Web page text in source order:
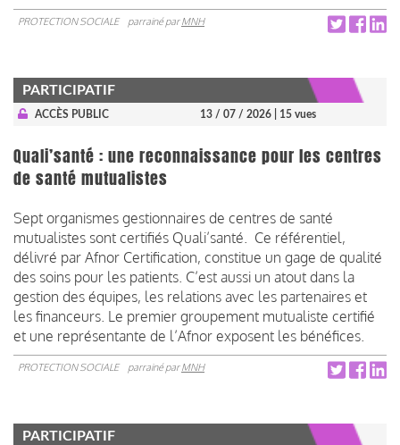
PROTECTION SOCIALE parrainé parMNH
PARTICIPATIF
ACCÈS PUBLIC 13 / 07 / 2026 | 15 vues
Quali’santé : une reconnaissance pour les centres
de santé mutualistes
Sept organismes gestionnaires de centres de santé
mutualistes sont certifiés Quali’santé. Ce référentiel,
délivré par Afnor Certification, constitue un gage de qualité
des soins pour les patients. C’est aussi un atout dans la
gestion des équipes, les relations avec les partenaires et
les financeurs. Le premier groupement mutualiste certifié
et une représentante de l’Afnor exposent les bénéfices.
PROTECTION SOCIALE parrainé parMNH
PARTICIPATIF